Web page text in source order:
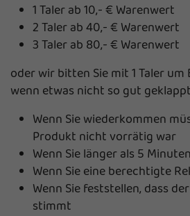
1 Taler ab 10,- € Warenwert
2 Taler ab 40,- € Warenwert
3 Taler ab 80,- € Warenwert
oder wir bitten Sie mit 1 Taler
wenn etwas nicht so gut
Wenn Sie wiederkommen
Produkt nicht vorrätig war
Wenn Sie länger als 5
Wenn Sie eine berechtigte
Wenn Sie feststellen, dass
stimmt